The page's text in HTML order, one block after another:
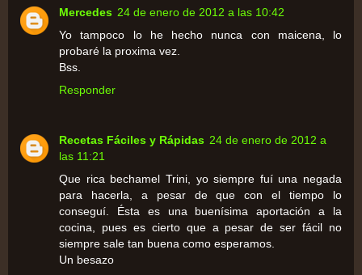
Mercedes 24 de enero de 2012 a las 10:42
Yo tampoco lo he hecho nunca con maicena, lo
probaré la proxima vez.
Bss.
Responder
Recetas Fáciles y Rápidas 24 de enero de 2012 a
las 11:21
Que rica bechamel Trini, yo siempre fuí una negada
para hacerla, a pesar de que con el tiempo lo
conseguí. Ésta es una buenísima aportación a la
cocina, pues es cierto que a pesar de ser fácil no
siempre sale tan buena como esperamos.
Un besazo